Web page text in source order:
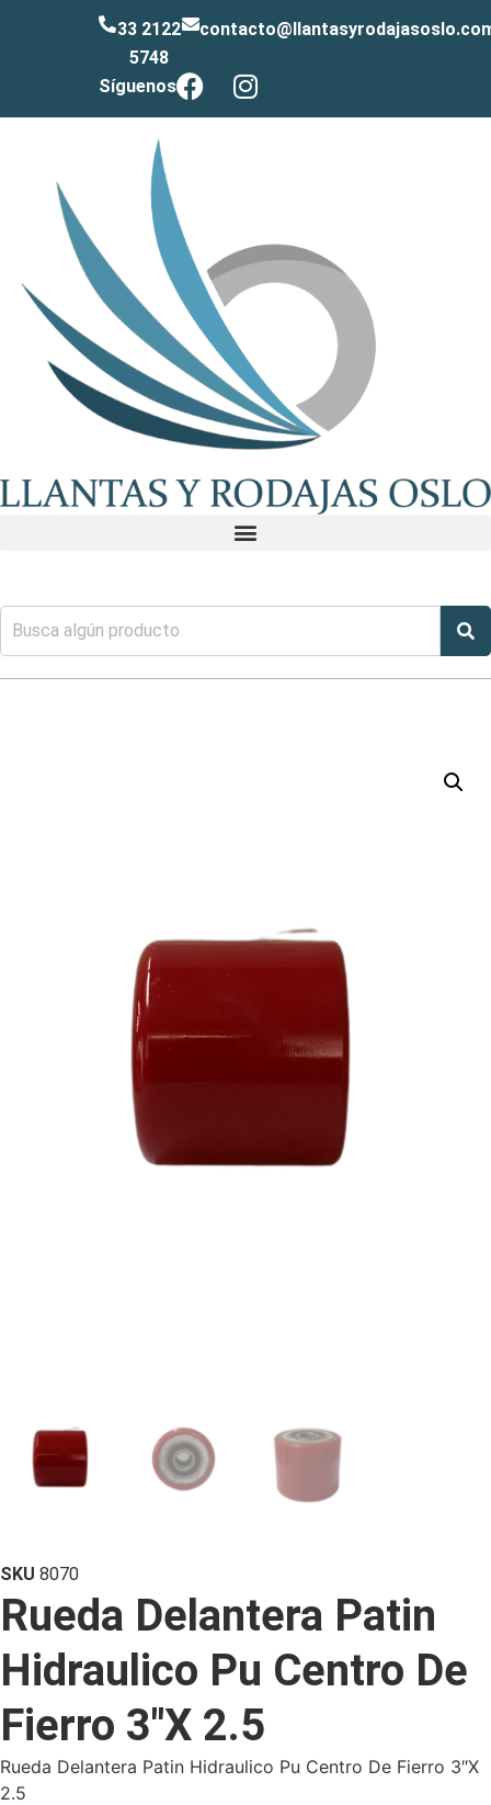
33 2122
5748
Síguenos
SKU 8070
Rueda Delantera Patin
Hidraulico Pu Centro De
Fierro 3″X 2.5
Rueda Delantera Patin Hidraulico Pu Centro De Fierro 3″X
2.5